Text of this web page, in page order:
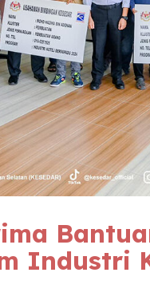
Industri